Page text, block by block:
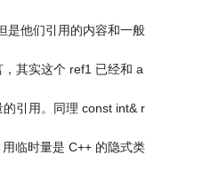
是他们引用的内容和一般
其实这个 ref1 已经和 a
引用。同理 const int& r
临时量是 C++ 的隐式类